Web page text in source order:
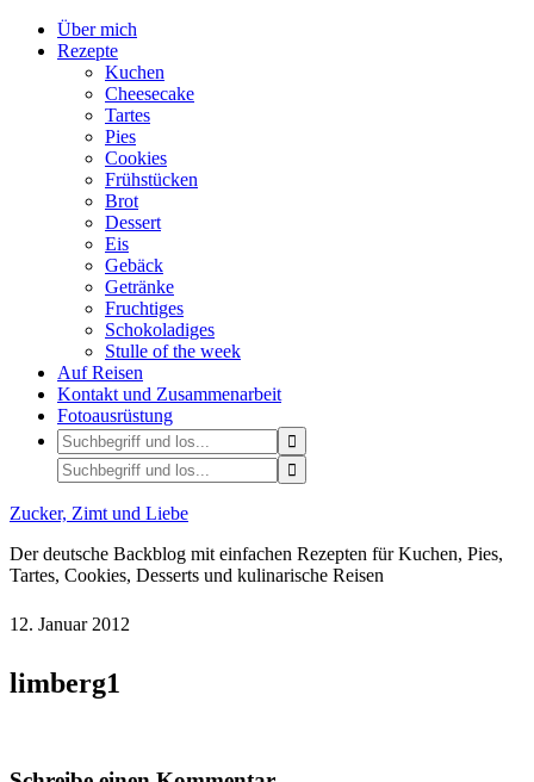
Über mich
Rezepte
Kuchen
Cheesecake
Tartes
Pies
Cookies
Frühstücken
Brot
Dessert
Eis
Gebäck
Getränke
Fruchtiges
Schokoladiges
Stulle of the week
Auf Reisen
Kontakt und Zusammenarbeit
Fotoausrüstung
Zucker, Zimt und Liebe
Der deutsche Backblog mit einfachen Rezepten für Kuchen, Pies,
Tartes, Cookies, Desserts und kulinarische Reisen
12. Januar 2012
limberg1